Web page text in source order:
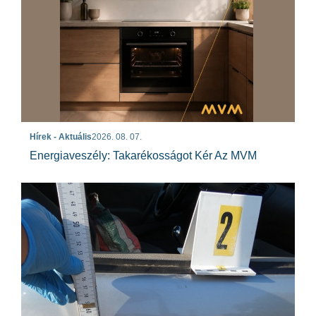
Hírek - Aktuális2026. 08. 07.
Energiaveszély: Takarékosságot Kér Az MVM